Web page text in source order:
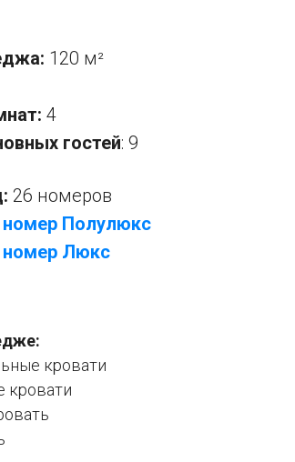
120 м²
4
гостей: 9
26 номеров
Полулюкс
Люкс
кровати
кровати